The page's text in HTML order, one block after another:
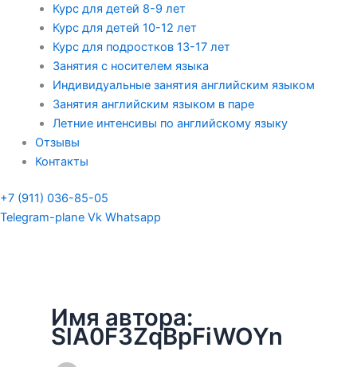
Курс для детей 8-9 лет
Курс для детей 10-12 лет
Курс для подростков 13-17 лет
Занятия с носителем языка
Индивидуальные занятия английским языком
Занятия английским языком в паре
Летние интенсивы по английскому языку
Отзывы
Контакты
+7 (911) 036-85-05
Telegram-plane Vk Whatsapp
Имя автора:
SlA0F3ZqBpFiWOYn